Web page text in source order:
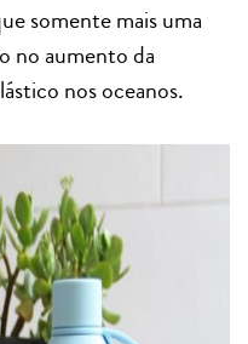
somente mais uma
no aumento da
nos oceanos.